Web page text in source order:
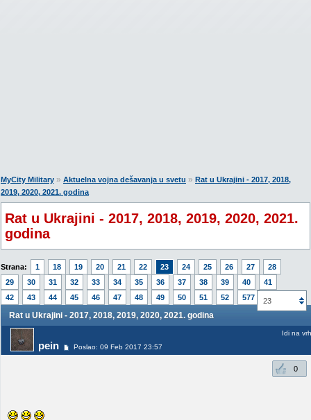
MyCity Military » Aktuelna vojna dešavanja u svetu » Rat u Ukrajini - 2017, 2018,
2019, 2020, 2021. godina
Rat u Ukrajini - 2017, 2018, 2019, 2020, 2021.
godina
Strana: 1 18 19 20 21 22 23 24 25 26 27
28
29
30 31 32 33 34 35 36 37 38 39 40
41
42
43 44 45 46 47 48 49 50 51 52 577 23
Rat u Ukrajini - 2017, 2018, 2019, 2020, 2021. godina
pein Poslao: 09 Feb 2017 23:57
Idi na vrh
0